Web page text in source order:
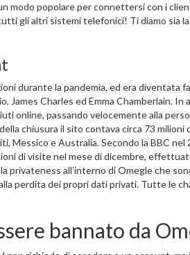
modo popolare per connettersi con i
gli altri sistemi telefonici! Ti diamo sia
durante la pandemia, ed era diventata
James Charles ed Emma Chamberlain.
online, passando velocemente alla
chiusura il sito contava circa 73 milioni
Messico e Australia. Secondo la BBC
di visite nel mese di dicembre,
privateness all’interno di Omegle che
perdita dei propri dati privati. Tutte le
bannato da